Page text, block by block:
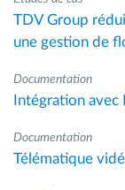
TDV Group
une gestion de
Documentation
Intégration avec
Documentation
Télématique